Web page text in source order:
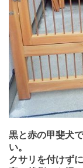
黒と赤の甲斐犬
い。
クサリを付けず